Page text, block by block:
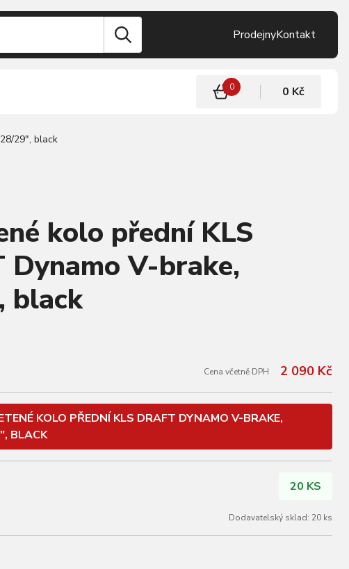
ProdejnyKontakt
0 0 Kč
29", black
kolo přední KLS
Dynamo V-brake,
black
Cena včetně DPH 2 090 Kč
KOLO PŘEDNÍ KLS DRAFT DYNAMO V-BRAKE,
BLACK
20 KS
Dodavatelský sklad: 20 ks